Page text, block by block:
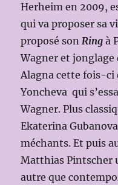
Herheim en 2009,
qui va proposer sa
proposé sonRing à
Wagner et jonglage
Alagna cette fois-ci
Yoncheva qui
Wagner. Plus
Ekaterina
méchants. Et puis
Matthias Pintscher
autre que